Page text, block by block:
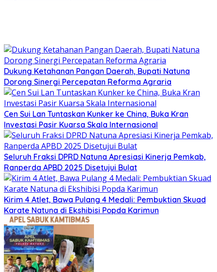
Dukung Ketahanan Pangan Daerah, Bupati Natuna
Dorong Sinergi Percepatan Reforma Agraria
Cen Sui Lan Tuntaskan Kunker ke China, Buka Kran
Investasi Pasir Kuarsa Skala Internasional
Seluruh Fraksi DPRD Natuna Apresiasi Kinerja Pemkab,
Ranperda APBD 2025 Disetujui Bulat
Kirim 4 Atlet, Bawa Pulang 4 Medali: Pembuktian Skuad
Karate Natuna di Ekshibisi Popda Karimun